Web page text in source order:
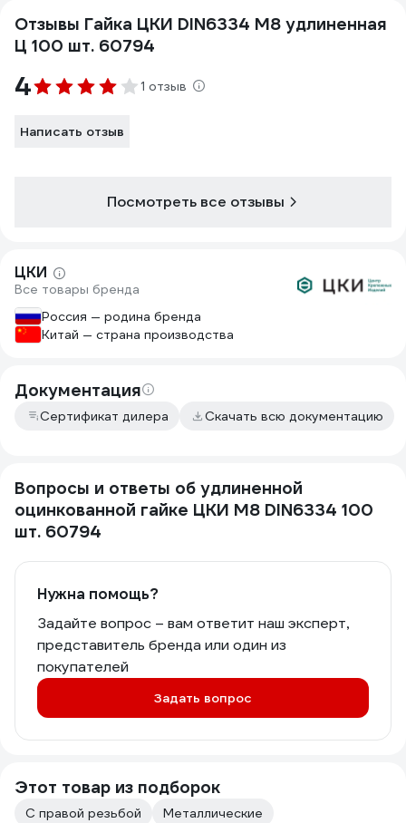
Отзывы Гайка ЦКИ DIN6334 М8 удлиненная
Ц 100 шт. 60794
4 1 отзыв
Написать отзыв
Посмотреть все отзывы
ЦКИ
Все товары бренда
Россия — родина бренда
Китай — страна производства
Документация
Сертификат дилера Скачать всю документацию
Вопросы и ответы об удлиненной
оцинкованной гайке ЦКИ М8 DIN6334 100
шт. 60794
Нужна помощь?
Задайте вопрос – вам ответит наш эксперт,
представитель бренда или один из
покупателей
Задать вопрос
Этот товар из подборок
С правой резьбой
Металлические